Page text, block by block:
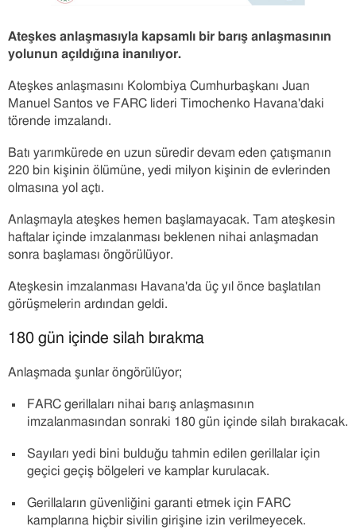
Ateşkes anlaşmasıyla kapsamlı bir barış anlaşmasının
yolunun açıldığına inanılıyor.
Ateşkes anlaşmasını Kolombiya Cumhurbaşkanı Juan
Manuel Santos ve FARC lideri Timochenko Havana'daki
törende imzalandı.
Batı yarımkürede en uzun süredir devam eden çatışmanın
220 bin kişinin ölümüne, yedi milyon kişinin de evlerinden
olmasına yol açtı.
Anlaşmayla ateşkes hemen başlamayacak. Tam ateşkesin
haftalar içinde imzalanması beklenen nihai anlaşmadan
sonra başlaması öngörülüyor.
Ateşkesin imzalanması Havana'da üç yıl önce başlatılan
görüşmelerin ardından geldi.
180 gün içinde silah bırakma
Anlaşmada şunlar öngörülüyor;
FARC gerillaları nihai barış anlaşmasının
imzalanmasından sonraki 180 gün içinde silah bırakacak.
Sayıları yedi bini bulduğu tahmin edilen gerillalar için
geçici geçiş bölgeleri ve kamplar kurulacak.
Gerillaların güvenliğini garanti etmek için FARC
kamplarına hiçbir sivilin girişine izin verilmeyecek.